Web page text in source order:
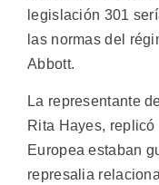
legislación 301
las normas del
Abbott.
La representante
Rita Hayes,
Europea estaban
represalia